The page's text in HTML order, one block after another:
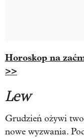
Horoskop na
>>
Lew
Grudzień ożywi
nowe wyzwania.